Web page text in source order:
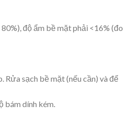
độ ẩm bề mặt phải <16% (đo
sạch bề mặt (nếu cần) và để
bám dính kém.